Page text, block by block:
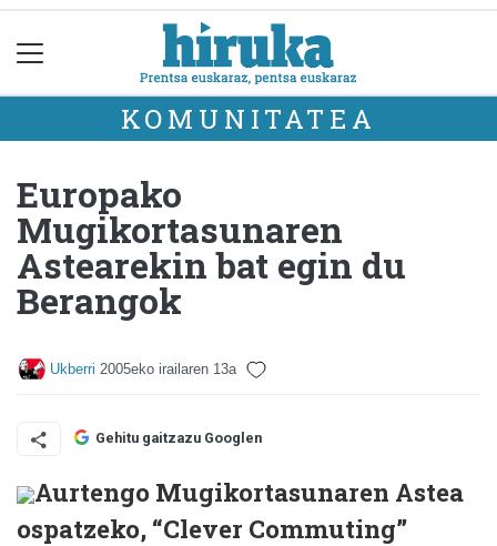
KOMUNITATEA
Europako
Mugikortasunaren
Astearekin bat egin du
Berangok
Ukberri 2005eko irailaren 13a
Gehitu gaitzazu Googlen
Aurtengo Mugikortasunaren Astea
ospatzeko, “Clever Commuting”